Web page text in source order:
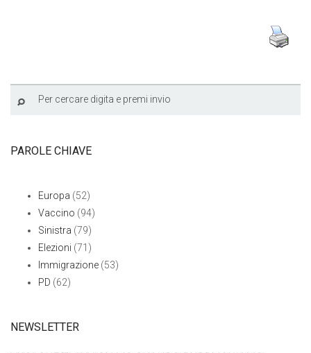
PAROLE CHIAVE
Europa (52)
Vaccino (94)
Sinistra (79)
Elezioni (71)
Immigrazione (53)
PD (62)
NEWSLETTER